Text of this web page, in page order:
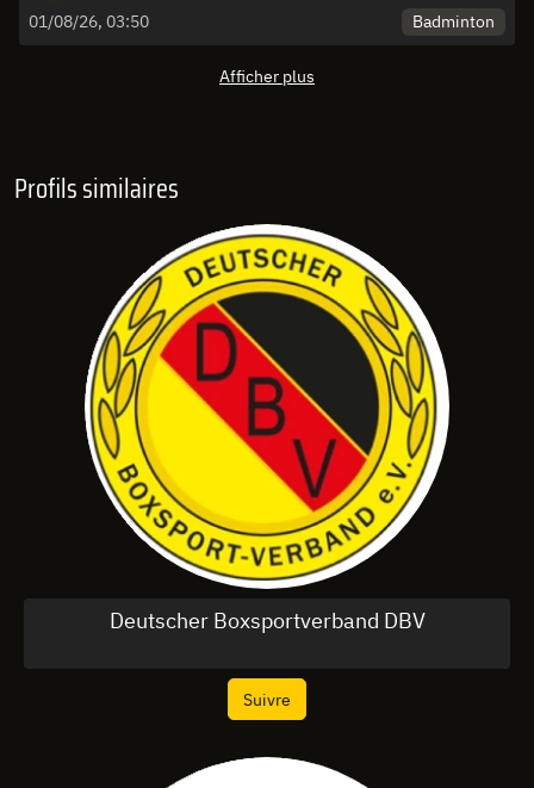
01/08/26, 03:50 Badminton
Afficher plus
Profils similaires
Deutscher Boxsportverband DBV
Suivre